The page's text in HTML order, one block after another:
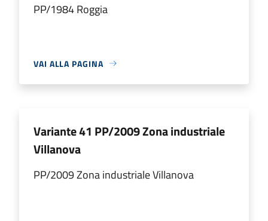
PP/1984 Roggia
VAI ALLA PAGINA
Variante 41 PP/2009 Zona industriale
Villanova
PP/2009 Zona industriale Villanova